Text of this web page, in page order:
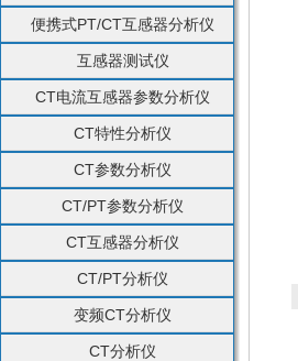
便携式PT/CT互感器分析仪
互感器测试仪
CT电流互感器参数分析仪
CT特性分析仪
CT参数分析仪
CT/PT参数分析仪
CT互感器分析仪
CT/PT分析仪
变频CT分析仪
CT分析仪